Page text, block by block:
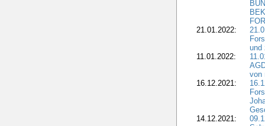
21.01.2022:
und
11.01.2022:
von
16.12.2021:
14.12.2021: